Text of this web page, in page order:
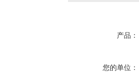
产品：
您的单位：